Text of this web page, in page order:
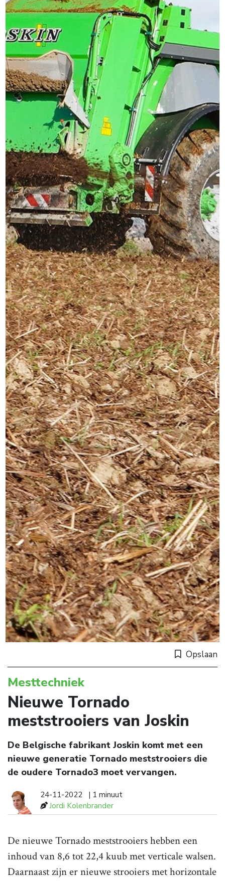
Opslaan
Mesttechniek
Nieuwe Tornado
meststrooiers van Joskin
De Belgische fabrikant Joskin komt met een
nieuwe generatie Tornado meststrooiers die
de oudere Tornado3 moet vervangen.
24-11-2022
| 1 minuut
Jordi Kolenbrander
De nieuwe Tornado meststrooiers hebben een
inhoud van 8,6 tot 22,4 kuub met verticale walsen.
Daarnaast zijn er nieuwe strooiers met horizontale